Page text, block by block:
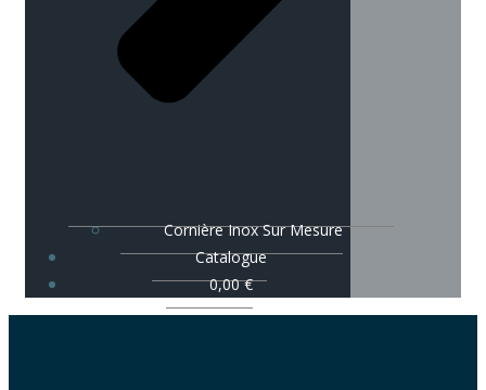
Cornière Inox Sur Mesure
Catalogue
0,00€